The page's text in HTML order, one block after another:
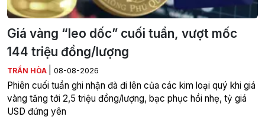
Giá vàng “leo dốc” cuối tuần, vượt mốc
144 triệu đồng/lượng
TRẦN HÒA 08-08-2026
Phiên cuối tuần ghi nhận đà đi lên của các kim loại quý khi giá
vàng tăng tới 2,5 triệu đồng/lượng, bạc phục hồi nhẹ, tỷ giá
USD đứng yên